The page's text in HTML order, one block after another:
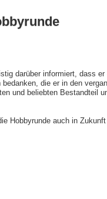
darüber informiert, dass
die er in den
und beliebten Bestandteil
Hobbyrunde auch in